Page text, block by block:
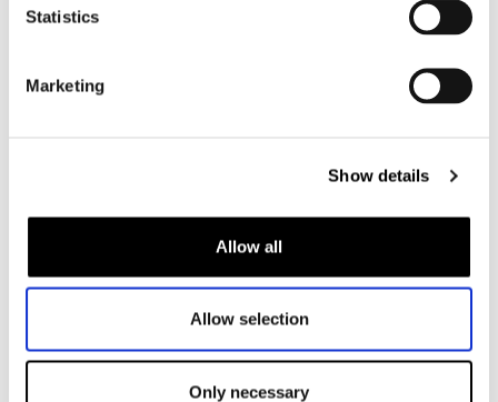
Statistics
Marketing
Show details
Allow all
Allow selection
Only necessary
Motorhoodie heren
Motorhelm heren
Motorjas dames